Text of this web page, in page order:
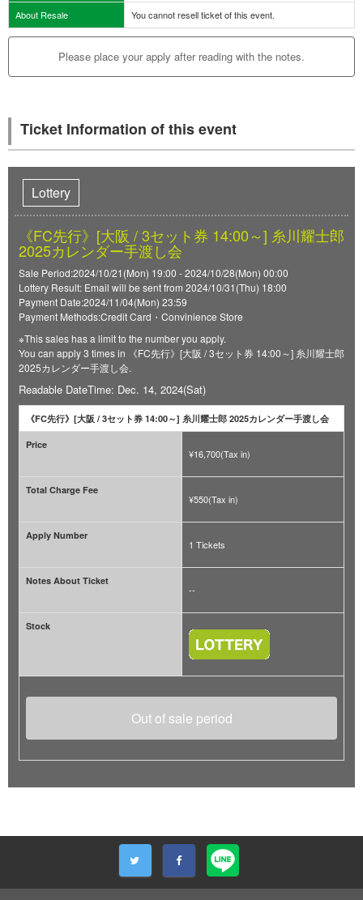
About Resale
You cannot resell ticket of this event.
Please place your apply after reading with the notes.
Ticket Information of this event
Lottery
《FC先行》[大阪 / 3セット券 14:00～] 糸川耀士郎
2025カレンダー手渡し会
Sale Period:2024/10/21(Mon) 19:00 - 2024/10/28(Mon) 00:00
Lottery Result: Email will be sent from 2024/10/31(Thu) 18:00
Payment Date:2024/11/04(Mon) 23:59
Payment Methods:Credit Card・Convinience Store
※This sales has a limit to the number you apply.
You can apply 3 times in 《FC先行》[大阪 / 3セット券 14:00～] 糸川耀士郎
2025カレンダー手渡し会.
Readable DateTime: Dec. 14, 2024(Sat)
《FC先行》[大阪 / 3セット券 14:00～] 糸川耀士郎 2025カレンダー手渡し会
Price
¥16,700(Tax in)
Total Charge Fee
¥550(Tax in)
Apply Number
1 Tickets
Notes About Ticket
--
Stock
Out of sale period